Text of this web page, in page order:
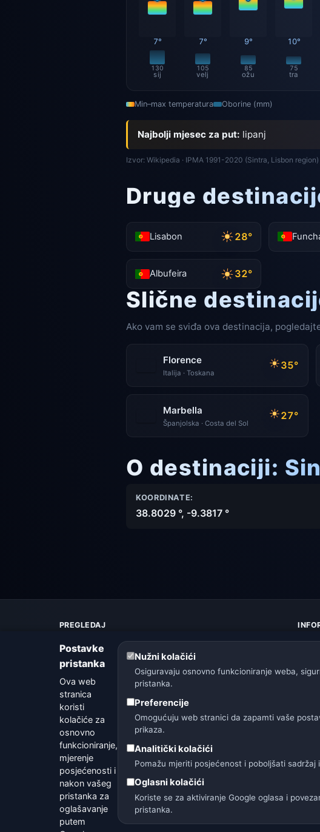
7°
130
sij
7°
105
velj
9°
85
ožu
10°
75
tra
Min–max temperatura Oborine (mm)
Najbolji mjesec za put: lipanj
Izvor: Wikipedia · IPMA 1991-2020 (Sintra, Lisbon region)
Druge
Lisabon 28°
Albufeira 32°
Slične
Ako vam se sviđa ova destinacija,
Florence
Italija · Toskana
35°
Marbella
Španjolska · Costa del Sol
27°
O destinaciji:
KOORDINATE:
38.8029 °, -9.3817 °
PREGLEDAJ
Upozorenja
Vodič
Rječnik vremena
Usporedba gradova
Vremenski widget
O
🇨🇿 Češka
🇭🇷 Hrvatska
Postavke
pristanka
Ova web
stranica
koristi
kolačiće za
osnovno
funkcioniranje,
mjerenje
posjećenosti i
nakon vašeg
pristanka za
oglašavanje
putem
Nužni kolačići
Osiguravaju osnovno funkcioniranje weba,
pristanka.
Preferencije
Omogućuju web stranici da zapamti vaše
prikaza.
Analitički kolačići
Pomažu mjeriti posjećenost i poboljšati sadržaj
Oglasni kolačići
Koriste se za aktiviranje Google oglasa i
pristanka.